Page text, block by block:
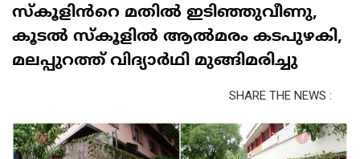
സ്കൂളിൻറെ മതിൽ ഇടിഞ്ഞുവീണു,
കൂടൽ സ്കൂളിൽ ആൽമരം കടപുഴകി,
മലപ്പുറത്ത് വിദ്യാർഥി മുങ്ങിമരിച്ചു
SHARE THE NEWS :